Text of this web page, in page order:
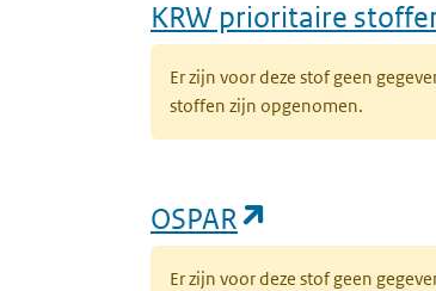
KRW prioritaire
Er zijn voor deze stof geen
stoffen zijn opgenomen.
OSPAR
Er zijn voor deze stof geen